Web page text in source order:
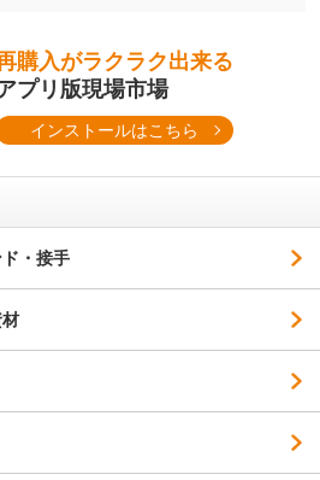
購入がラクラク出来る
プリ版現場市場
インストールはこちら
・接手